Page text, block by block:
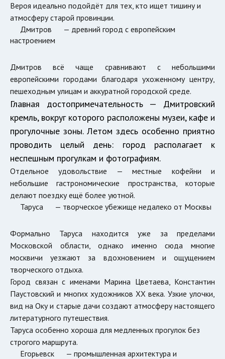
Вероя идеально подойдёт для тех, кто ищет тишину и
атмосферу старой провинции.
Дмитров
— древний город с европейским
настроением
Дмитров всё чаще сравнивают с небольшими
европейскими городами благодаря ухоженному центру,
пешеходным улицам и аккуратной городской среде.
Главная достопримечательность — Дмитровский
кремль, вокруг которого расположены музеи, кафе и
прогулочные зоны. Летом здесь особенно приятно
проводить целый день: город располагает к
неспешным прогулкам и фотографиям.
Отдельное удовольствие — местные кофейни и
небольшие гастрономические пространства, которые
делают поездку ещё более уютной.
Таруса
— творческое убежище недалеко от Москвы
Формально Таруса находится уже за пределами
Московской области, однако именно сюда многие
москвичи уезжают за вдохновением и ощущением
творческого отдыха.
Город связан с именами Марина Цветаева, Константин
Паустовский и многих художников XX века. Узкие улочки,
вид на Оку и старые дачи создают атмосферу настоящего
литературного путешествия.
Таруса особенно хороша для медленных прогулок без
строгого маршрута.
Егорьевск
— промышленная архитектура и